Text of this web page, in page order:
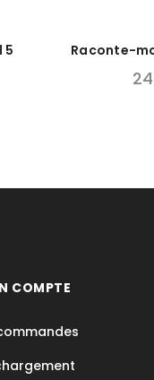
5
Raconte-
COMPTE